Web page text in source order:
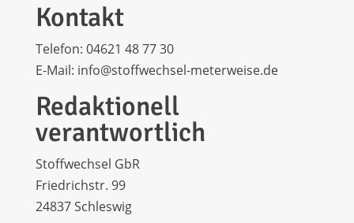
Kontakt
Telefon: 04621 48 77 30
E-Mail: info@stoffwechsel-meterweise.de
Redaktionell
verantwortlich
Stoffwechsel GbR
Friedrichstr. 99
24837 Schleswig